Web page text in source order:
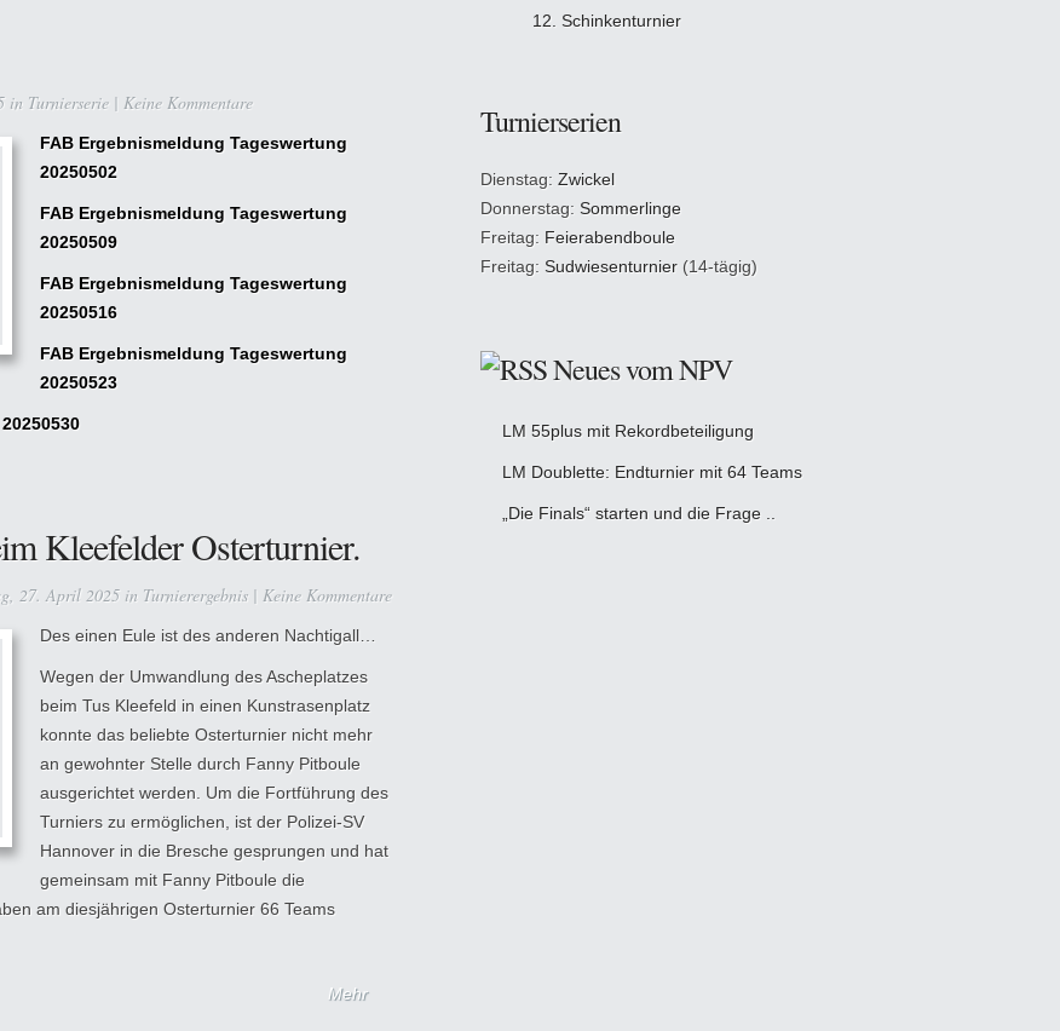
in Turnierserie | Keine Kommentare
FAB Ergebnismeldung Tageswertung
20250502
FAB Ergebnismeldung Tageswertung
20250509
FAB Ergebnismeldung Tageswertung
20250516
FAB Ergebnismeldung Tageswertung
20250523
Kleefelder Osterturnier.
27. April 2025 in Turnierergebnis | Keine Kommentare
Des einen Eule ist des anderen Nachtigall…
Wegen der Umwandlung des Ascheplatzes
beim Tus Kleefeld in einen Kunstrasenplatz
konnte das beliebte Osterturnier nicht mehr
an gewohnter Stelle durch Fanny Pitboule
ausgerichtet werden. Um die Fortführung des
Turniers zu ermöglichen, ist der Polizei-SV
Hannover in die Bresche gesprungen und hat
gemeinsam mit Fanny Pitboule die
am diesjährigen Osterturnier 66 Teams
Mehr
12. Schinkenturnier
Turnierserien
Dienstag: Zwickel
Donnerstag: Sommerlinge
Freitag: Feierabendboule
Freitag: Sudwiesenturnier (14-tägig)
Neues vom NPV
LM 55plus mit Rekordbeteiligung
LM Doublette: Endturnier mit 64 Teams
„Die Finals“ starten und die Frage ..